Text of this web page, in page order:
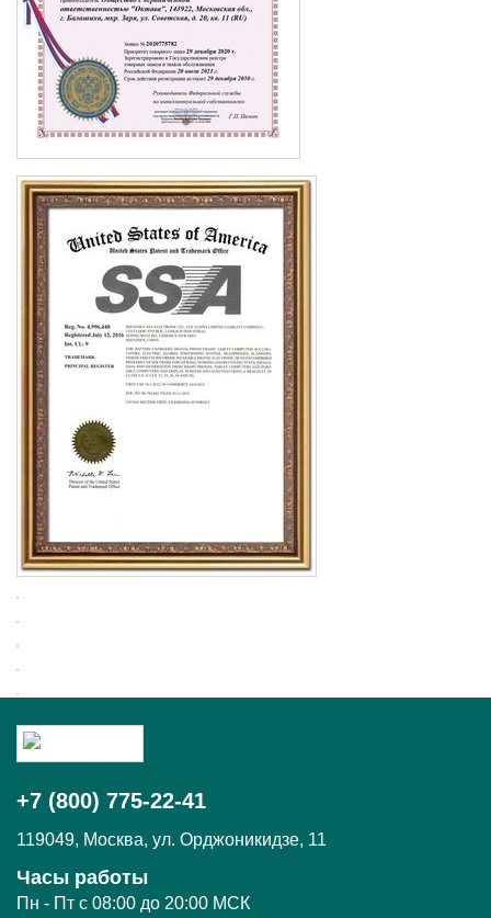
+7 (800) 775-22-41
119049, Москва, ул. Орджоникидзе, 11
Часы работы
Пн - Пт c 08:00 до 20:00 МСК